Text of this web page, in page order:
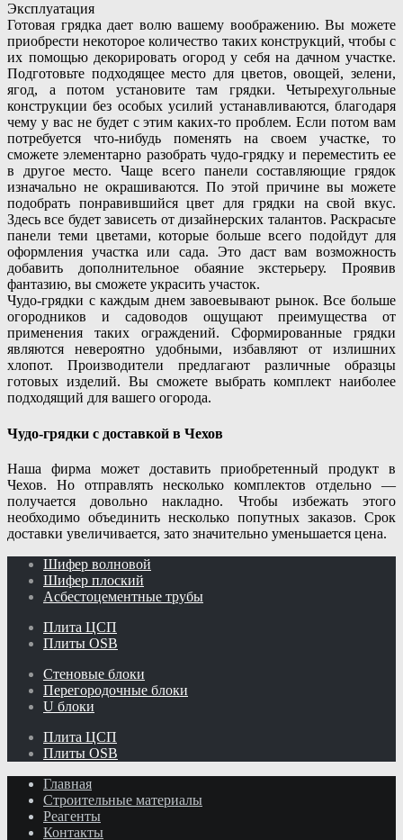
Эксплуатация
Готовая грядка дает волю вашему воображению. Вы можете
приобрести некоторое количество таких конструкций, чтобы с
их помощью декорировать огород у себя на дачном участке.
Подготовьте подходящее место для цветов, овощей, зелени,
ягод, а потом установите там грядки. Четырехугольные
конструкции без особых усилий устанавливаются, благодаря
чему у вас не будет с этим каких-то проблем. Если потом вам
потребуется что-нибудь поменять на своем участке, то
сможете элементарно разобрать чудо-грядку и переместить ее
в другое место. Чаще всего панели составляющие грядок
изначально не окрашиваются. По этой причине вы можете
подобрать понравившийся цвет для грядки на свой вкус.
Здесь все будет зависеть от дизайнерских талантов. Раскрасьте
панели теми цветами, которые больше всего подойдут для
оформления участка или сада. Это даст вам возможность
добавить дополнительное обаяние экстерьеру. Проявив
фантазию, вы сможете украсить участок.
Чудо-грядки с каждым днем завоевывают рынок. Все больше
огородников и садоводов ощущают преимущества от
применения таких ограждений. Сформированные грядки
являются невероятно удобными, избавляют от излишних
хлопот. Производители предлагают различные образцы
готовых изделий. Вы сможете выбрать комплект наиболее
подходящий для вашего огорода.
Чудо-грядки с доставкой в Чехов
Наша фирма может доставить приобретенный продукт в
Чехов. Но отправлять несколько комплектов отдельно —
получается довольно накладно. Чтобы избежать этого
необходимо объединить несколько попутных заказов. Срок
доставки увеличивается, зато значительно уменьшается цена.
Шифер волновой
Шифер плоский
Асбестоцементные трубы
Плита ЦСП
Плиты OSB
Стеновые блоки
Перегородочные блоки
U блоки
Плита ЦСП
Плиты OSB
Главная
Строительные материалы
Реагенты
Контакты